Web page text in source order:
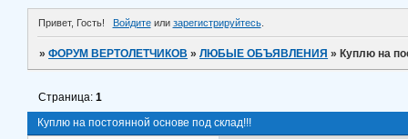
Привет, Гость! Войдитеили зарегистрируйтесь.
»ФОРУМ ВЕРТОЛЕТЧИКОВ »ЛЮБЫЕ ОБЪЯВЛЕНИЯ » Куплю на
Куплю на постоянной основе под склад!!!
Страница:1